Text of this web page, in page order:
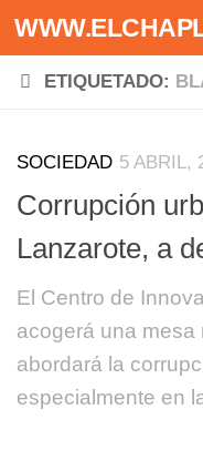
Saltar al
ETIQUETADO:
SOCIEDAD 5 ABRIL,
Corrupción
Lanzarote, a
El Centro de
acogerá una mesa
abordará la
especialmente en